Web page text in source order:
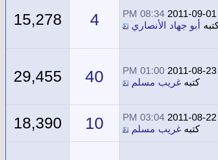
2011-09-01
08:34 PM
أبو جهاد الأنصاري 4
15,278
2011-08-23
01:00 PM
كتبه غريب مسلم 40
29,455
2011-08-22
03:04 PM
كتبه غريب مسلم 10
18,390